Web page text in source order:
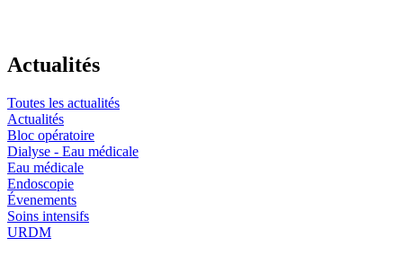
Actualités
Toutes les actualités
Actualités
Bloc opératoire
Dialyse - Eau médicale
Eau médicale
Endoscopie
Évenements
Soins intensifs
URDM